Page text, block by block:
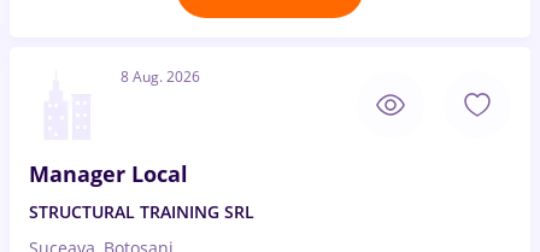
8 Aug. 2026
Manager Local
STRUCTURAL TRAINING SRL